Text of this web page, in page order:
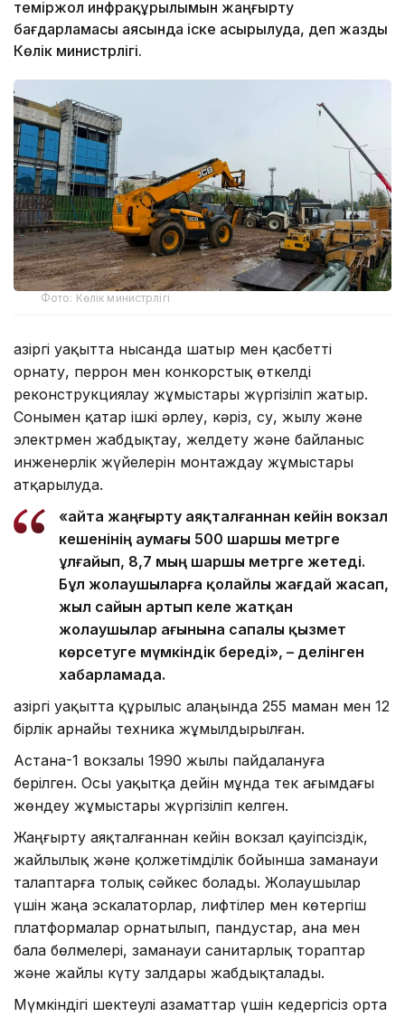
теміржол инфрақұрылымын жаңғырту
бағдарламасы аясында іске асырылуда, деп жазды
Көлік министрлігі.
Фото: Көлік министрлігі
Қазіргі уақытта нысанда шатыр мен қасбетті
орнату, перрон мен конкорстық өткелді
реконструкциялау жұмыстары жүргізіліп жатыр.
Сонымен қатар ішкі әрлеу, кәріз, су, жылу және
электрмен жабдықтау, желдету және байланыс
инженерлік жүйелерін монтаждау жұмыстары
атқарылуда.
«Қайта жаңғырту аяқталғаннан кейін вокзал
кешенінің аумағы 500 шаршы метрге
ұлғайып, 8,7 мың шаршы метрге жетеді.
Бұл жолаушыларға қолайлы жағдай жасап,
жыл сайын артып келе жатқан
жолаушылар ағынына сапалы қызмет
көрсетуге мүмкіндік береді», – делінген
хабарламада.
Қазіргі уақытта құрылыс алаңында 255 маман мен 12
бірлік арнайы техника жұмылдырылған.
Астана-1 вокзалы 1990 жылы пайдалануға
берілген. Осы уақытқа дейін мұнда тек ағымдағы
жөндеу жұмыстары жүргізіліп келген.
Жаңғырту аяқталғаннан кейін вокзал қауіпсіздік,
жайлылық және қолжетімділік бойынша заманауи
талаптарға толық сәйкес болады. Жолаушылар
үшін жаңа эскалаторлар, лифтілер мен көтергіш
платформалар орнатылып, пандустар, ана мен
бала бөлмелері, заманауи санитарлық тораптар
және жайлы күту залдары жабдықталады.
Мүмкіндігі шектеулі азаматтар үшін кедергісіз орта